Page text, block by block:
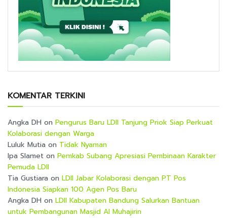
KOMENTAR TERKINI
Angka DH on Pengurus Baru LDII Tanjung Priok Siap Perkuat
Kolaborasi dengan Warga
Luluk Mutia on Tidak Nyaman
Ipa Slamet on Pemkab Subang Apresiasi Pembinaan Karakter
Pemuda LDII
Tia Gustiara on LDII Jabar Kolaborasi dengan PT Pos
Indonesia Siapkan 100 Agen Pos Baru
Angka DH on LDII Kabupaten Bandung Salurkan Bantuan
untuk Pembangunan Masjid Al Muhajirin